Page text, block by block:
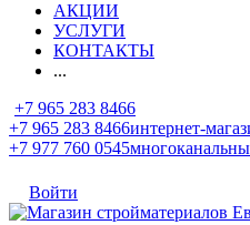
АКЦИИ
УСЛУГИ
КОНТАКТЫ
...
+7 965 283 8466
+7 965 283 8466интернет-
+7 977 760 0545
Войти